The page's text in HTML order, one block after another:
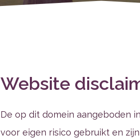
Website
De op dit domein aangeboden
voor eigen risico gebruikt en